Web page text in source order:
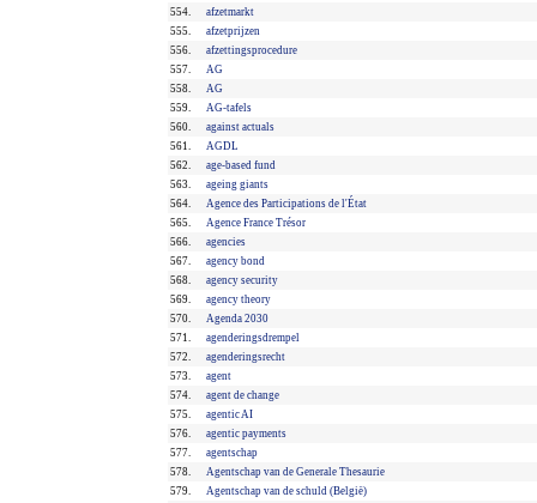
554.
afzetmarkt
555.
afzetprijzen
556.
afzettingsprocedure
557.
AG
558.
AG
559.
AG-tafels
560.
against actuals
561.
AGDL
562.
age-based fund
563.
ageing giants
564.
Agence des Participations de l'État
565.
Agence France Trésor
566.
agencies
567.
agency bond
568.
agency security
569.
agency theory
570.
Agenda 2030
571.
agenderingsdrempel
572.
agenderingsrecht
573.
agent
574.
agent de change
575.
agentic AI
576.
agentic payments
577.
agentschap
578.
Agentschap van de Generale Thesaurie
579.
Agentschap van de schuld (België)